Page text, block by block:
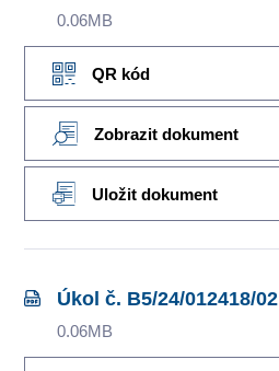
0.06MB
QR kód
Zobrazit dokument
Uložit dokument
Úkol č. B5/24/012418/02
0.06MB